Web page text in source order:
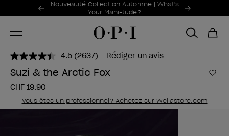
Offres promotionnelles
Nouveauté Collection Automne | What's
Your Mani-tude?
Item 1 of 2
4.5 Lire
2637
avis.
la
même
(2637) Rédiger un avis
Suzi & the Arctic Fox
CHF 19.90
Vous êtes un professionnel? Achetez sur Wellastore.com